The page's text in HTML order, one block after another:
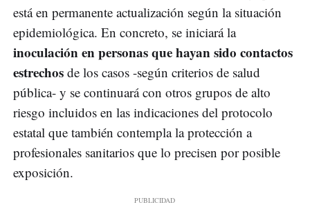
está en permanente actualización según la situación
epidemiológica. En concreto, se iniciará la
inoculación en personas que hayan sido contactos
estrechos de los casos -según criterios de salud
pública- y se continuará con otros grupos de alto
riesgo incluidos en las indicaciones del protocolo
estatal que también contempla la protección a
profesionales sanitarios que lo precisen por posible
exposición.